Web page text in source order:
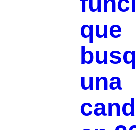
que
una